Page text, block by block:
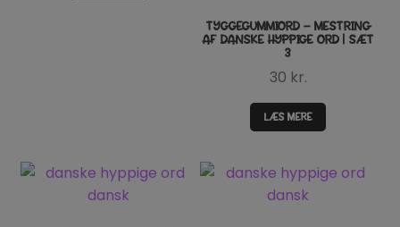
TYGGEGUMMIORD – MESTRING
AF DANSKE HYPPIGE ORD | SÆT
3
30 kr.
LÆS MERE